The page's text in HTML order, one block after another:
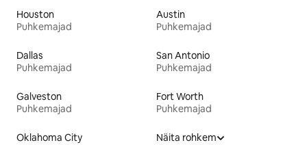
Houston
Puhkemajad
Austin
Puhkemajad
Dallas
Puhkemajad
San Antonio
Puhkemajad
Galveston
Puhkemajad
Fort Worth
Puhkemajad
Oklahoma City
Näita rohkem